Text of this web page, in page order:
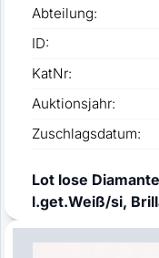
Abteilung:
ID:
KatNr:
Auktionsjahr:
Zuschlagsdatum:
Lot lose
l.get.Weiß/si,